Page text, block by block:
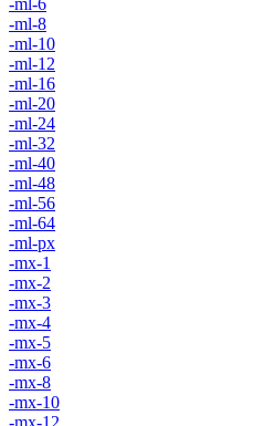
-ml-8
-ml-10
-ml-12
-ml-16
-ml-20
-ml-24
-ml-32
-ml-40
-ml-48
-ml-56
-ml-64
-ml-px
-mx-1
-mx-2
-mx-3
-mx-4
-mx-5
-mx-6
-mx-8
-mx-10
-mx-12